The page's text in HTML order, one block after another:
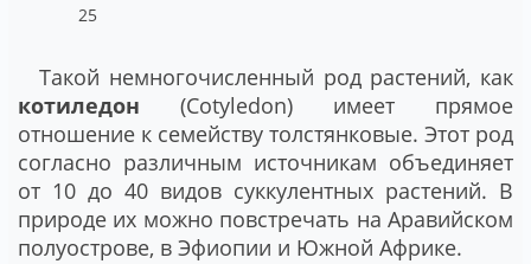
25
Такой немногочисленный род растений, как
котиледон (Cotyledon) имеет прямое
отношение к семейству толстянковые. Этот род
согласно различным источникам объединяет
от 10 до 40 видов суккулентных растений. В
природе их можно повстречать на Аравийском
полуострове, в Эфиопии и Южной Африке.